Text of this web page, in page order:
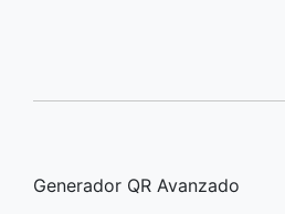
Generador QR Avanzado